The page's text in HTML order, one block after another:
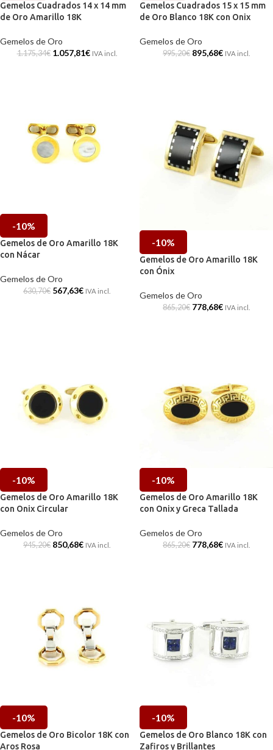
Gemelos Cuadrados 14 x 14 mm
de Oro Amarillo 18K
Gemelos de Oro
1.175,34€ 1.057,81€ IVA incl.
Gemelos Cuadrados 15 x 15 mm
de Oro Blanco 18K con Onix
Gemelos de Oro
995,20€ 895,68€ IVA incl.
-10%
Gemelos de Oro Amarillo 18K
con Nácar
Gemelos de Oro
630,70€ 567,63€ IVA incl.
-10%
Gemelos de Oro Amarillo 18K
con Ónix
Gemelos de Oro
865,20€ 778,68€ IVA incl.
-10%
Gemelos de Oro Amarillo 18K
con Onix Circular
Gemelos de Oro
945,20€ 850,68€ IVA incl.
-10%
Gemelos de Oro Amarillo 18K
con Onix y Greca Tallada
Gemelos de Oro
865,20€ 778,68€ IVA incl.
-10%
Gemelos de Oro Bicolor 18K con
Aros Rosa
-10%
Gemelos de Oro Blanco 18K con
Zafiros y Brillantes